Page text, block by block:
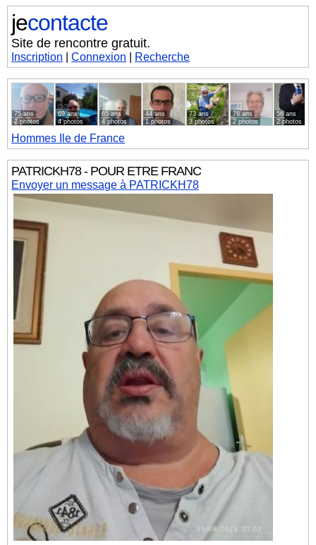
jecontacte
Site de rencontre gratuit.
Inscription |Connexion Recherche
75 ans
2 photos
69 ans
4 photos
65 ans
4 photos
44 ans
1 photos
73 ans
3 photos
76 ans
2 photos
56 ans
2 photos
Hommes Ile de France
PATRICKH78 - POUR ETRE FRANC
Envoyer un message à PATRICKH78